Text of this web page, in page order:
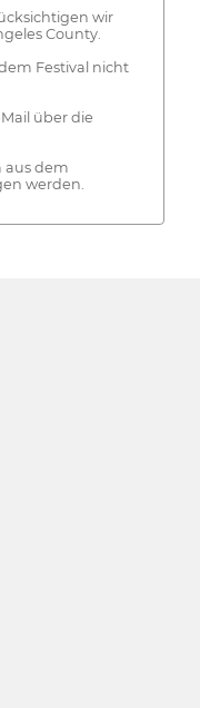
wir
County.
Festival nicht
über die
aus dem
werden.